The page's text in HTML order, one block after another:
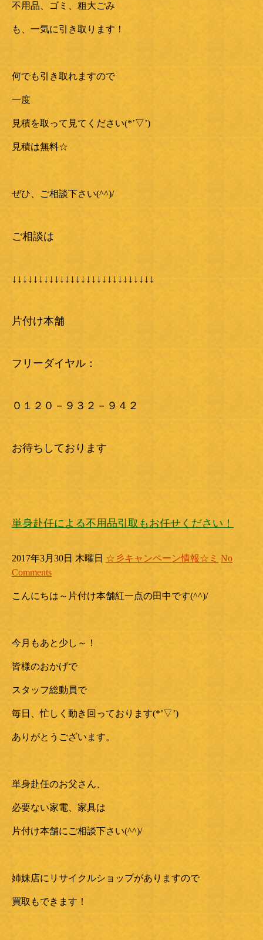
不用品、ゴミ、粗大ごみ
も、一気に引き取ります！
何でも引き取れますので
一度
見積を取って見てください(*’▽’)
見積は無料☆
ぜひ、ご相談下さい(^^)/
ご相談は
↓↓↓↓↓↓↓↓↓↓↓↓↓↓↓↓↓↓↓↓↓↓↓↓↓↓↓
片付け本舗
フリーダイヤル：
０１２０－９３２－９４２
お待ちしております
単身赴任による不用品引取もお任せください！
2017年3月30日 木曜日 ☆彡キャンペーン情報☆ミ No
Comments
こんにちは～片付け本舗紅一点の田中です(^^)/
今月もあと少し～！
皆様のおかげで
スタッフ総動員で
毎日、忙しく動き回っております(*’▽’)
ありがとうございます。
単身赴任のお父さん、
必要ない家電、家具は
片付け本舗にご相談下さい(^^)/
姉妹店にリサイクルショップがありますので
買取もできます！